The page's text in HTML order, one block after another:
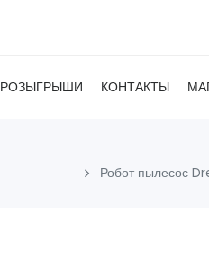
РОЗЫГРЫШИ КОНТАКТЫ
Робот пылесос